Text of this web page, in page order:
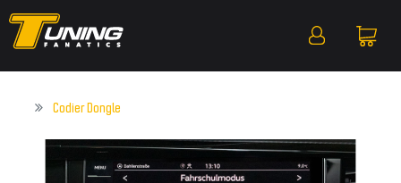
Codier Dongle